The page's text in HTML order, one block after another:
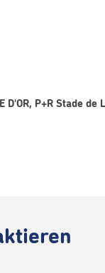
D'OR, P+R Stade de